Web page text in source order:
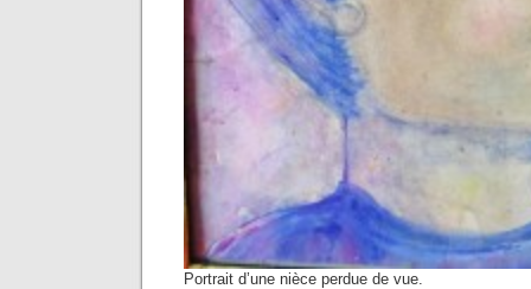
Portrait d’une nièce perdue de vue.